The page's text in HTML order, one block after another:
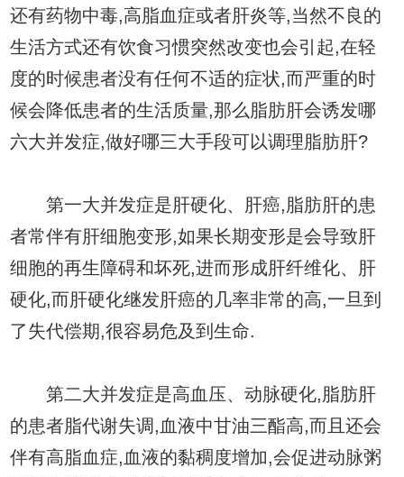
还有药物中毒,高脂血症或者肝炎等,当然不良的
生活方式还有饮食习惯突然改变也会引起,在轻
度的时候患者没有任何不适的症状,而严重的时
候会降低患者的生活质量,那么脂肪肝会诱发哪
六大并发症,做好哪三大手段可以调理脂肪肝?
第一大并发症是肝硬化、肝癌,脂肪肝的患
者常伴有肝细胞变形,如果长期变形是会导致肝
细胞的再生障碍和坏死,进而形成肝纤维化、肝
硬化,而肝硬化继发肝癌的几率非常的高,一旦到
了失代偿期,很容易危及到生命.
第二大并发症是高血压、动脉硬化,脂肪肝
的患者脂代谢失调,血液中甘油三酯高,而且还会
伴有高脂血症,血液的黏稠度增加,会促进动脉粥